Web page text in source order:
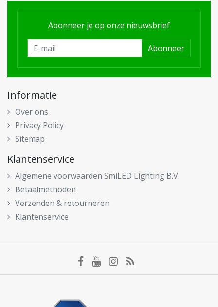
Abonneer je op onze nieuwsbrief
Abonneer
Informatie
Over ons
Privacy Policy
Sitemap
Klantenservice
Algemene voorwaarden SmiLED Lighting B.V.
Betaalmethoden
Verzenden & retourneren
Klantenservice